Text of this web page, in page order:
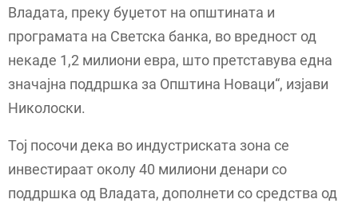
Владата, преку буџетот на општината и
програмата на Светска банка, во вредност од
некаде 1,2 милиони евра, што претставува една
значајна поддршка за Општина Новаци“, изјави
Николоски.
Тој посочи дека во индустриската зона се
инвестираат околу 40 милиони денари со
поддршка од Владата, дополнети со средства од